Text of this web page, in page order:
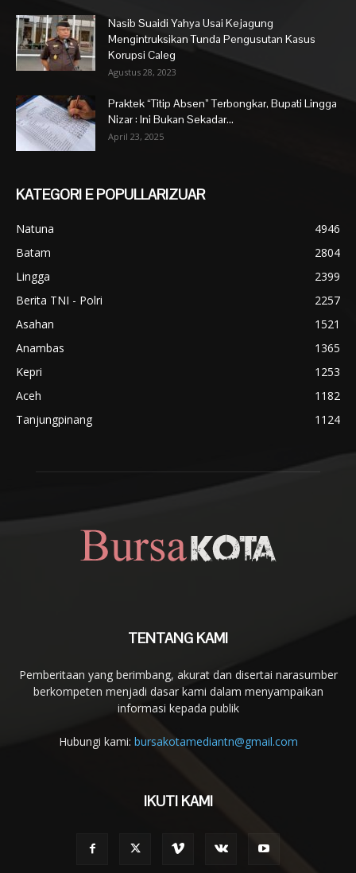
Nasib Suaidi Yahya Usai Kejagung
Mengintruksikan Tunda Pengusutan Kasus
Korupsi Caleg
Agustus 28, 2023
Praktek “Titip Absen” Terbongkar, Bupati Lingga
Nizar : Ini Bukan Sekadar...
April 23, 2025
KATEGORI E POPULLARIZUAR
Natuna
4946
Batam
2804
Lingga
2399
Berita TNI - Polri
2257
Asahan
1521
Anambas
1365
Kepri
1253
Aceh
1182
Tanjungpinang
1124
TENTANG KAMI
Pemberitaan yang berimbang, akurat dan disertai narasumber
berkompeten menjadi dasar kami dalam menyampaikan
informasi kepada publik
Hubungi kami: bursakotamediantn@gmail.com
IKUTI KAMI